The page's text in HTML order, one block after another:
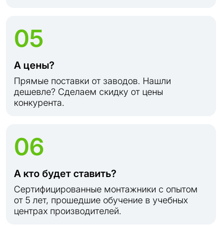
05
А цены?
Прямые поставки от заводов. Нашли
дешевле? Сделаем скидку от цены
конкурента.
06
А кто будет ставить?
Сертифицированные монтажники с опытом
от 5 лет, прошедшие обучение в учебных
центрах производителей.